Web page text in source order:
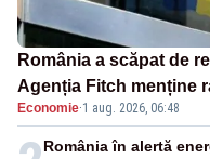
România a scăpat de
Agenția Fitch menține
negativă
Economie·1 aug. 2026, 06:48
România în alertă